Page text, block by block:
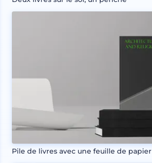
Pile de livres avec une feuille de papier